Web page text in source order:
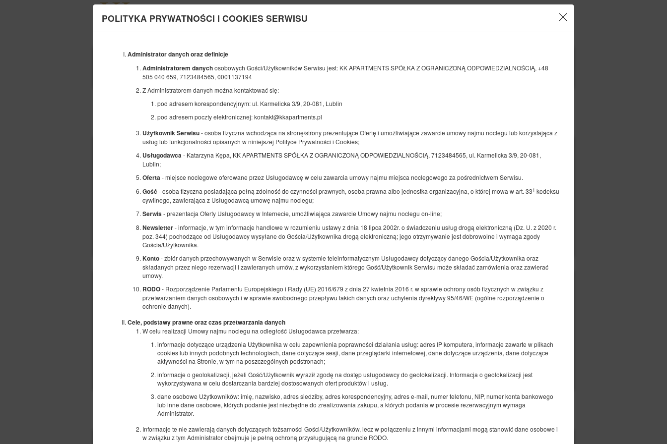
POLITYKA PRYWATNOŚCI I COOKIES SERWISU
Administrator danych oraz definicje
Administratorem danychosobowych Gości/Użytkowników Serwisu jest: KK APARTMENTS SPÓŁKA Z OGRANICZONĄ ODPOWIEDZIALNOŚCIĄ, +48
505 040 659, 7123484565, 0001137194
Z Administratorem danych można kontaktować się:
pod adresem korespondencyjnym: ul. Karmelicka 3/9, 20-081, Lublin
pod adresem poczty elektronicznej: kontakt@kkapartments.pl
Użytkownik Serwisu- osoba fizyczna wchodząca na stronę/strony prezentujące Ofertę i umożliwiające zawarcie umowy najmu noclegu lub korzystająca z
usług lub funkcjonalności opisanych w niniejszej Polityce Prywatności i Cookies;
Usługodawca - Katarzyna Kępa, KK APARTMENTS SPÓŁKA Z OGRANICZONĄ ODPOWIEDZIALNOŚCIĄ, 7123484565, ul. Karmelicka 3/9, 20-081,
Lublin;
Oferta - miejsce noclegowe oferowane przez Usługodawcę w celu zawarcia umowy najmu miejsca noclegowego za pośrednictwem Serwisu.
Gość - osoba fizyczna posiadająca pełną zdolność do czynności prawnych, osoba prawna albo jednostka organizacyjna, o której mowa w art. 331 kodeksu
cywilnego, zawierająca z Usługodawcą umowę najmu noclegu;
Serwis - prezentacja Oferty Usługodawcy w Internecie, umożliwiająca zawarcie Umowy najmu noclegu on-line;
Newsletter- informacje, w tym informacje handlowe w rozumieniu ustawy z dnia 18 lipca 2002r. o świadczeniu usług drogą elektroniczną (Dz. U. z 2020 r.
poz. 344) pochodzące od Usługodawcy wysyłane do Gościa/Użytkownika drogą elektroniczną; jego otrzymywanie jest dobrowolne i wymaga zgody
Gościa/Użytkownika.
Konto- zbiór danych przechowywanych w Serwisie oraz w systemie teleinformatycznym Usługodawcy dotyczący danego Gościa/Użytkownika oraz
składanych przez niego rezerwacji i zawieranych umów, z wykorzystaniem którego Gość/Użytkownik Serwisu może składać zamówienia oraz zawierać
umowy.
RODO- Rozporządzenie Parlamentu Europejskiego i Rady (UE) 2016/679 z dnia 27 kwietnia 2016 r. w sprawie ochrony osób fizycznych w związku z
przetwarzaniem danych osobowych i w sprawie swobodnego przepływu takich danych oraz uchylenia dyrektywy 95/46/WE (ogólne rozporządzenie o
ochronie danych).
Cele, podstawy prawne oraz czas przetwarzania danych
W celu realizacji Umowy najmu noclegu na odległość Usługodawca przetwarza:
informacje dotyczące urządzenia Użytkownika w celu zapewnienia poprawności działania usług: adres IP komputera, informacje zawarte w plikach
cookies lub innych podobnych technologiach, dane dotyczące sesji, dane przeglądarki internetowej, dane dotyczące urządzenia, dane dotyczące
aktywności na Stronie, w tym na poszczególnych podstronach;
informacje o geolokalizacji, jeżeli Gość/Użytkownik wyraził zgodę na dostęp usługodawcy do geolokalizacji. Informacja o geolokalizacji jest
wykorzystywana w celu dostarczania bardziej dostosowanych ofert produktów i usług.
dane osobowe Użytkowników: imię, nazwisko, adres siedziby, adres korespondencyjny, adres e-mail, numer telefonu, NIP, numer konta bankowego
lub inne dane osobowe, których podanie jest niezbędne do zrealizowania zakupu, a których podania w procesie rezerwacyjnym wymaga
Administrator.
Informacje te nie zawierają danych dotyczących tożsamości Gości/Użytkowników, lecz w połączeniu z innymi informacjami mogą stanowić dane osobowe i
w związku z tym Administrator obejmuje je pełną ochroną przysługującą na gruncie RODO.
POCZĄTEK
SIERPNIA
KONIEC
07
SIERPNIA
2026
2 FILTRY
Wybierz ofertę Doprecyzuj rezerwację
KK 38 Old Town
4 osoby
pow. 25,00 m2
1 sypialnia
1 duże łóżko podwójne (Queen), 1 łóżko podwójne (Double), 2 łóżka
pojedyncze (Single) - do decyzji gościa
232,00 zł
Produkty śniadaniowe
Udostępnij
Szczegóły Dostępność
Pokaż oferty
KK 392 Old Town
Dostępna liczba: 1
1 duże łóżko podwójne (Queen), 1 łóżko podwójne (Double), 2 łóżka
pojedyncze (Single) - do decyzji gościa
232,00 zł
2 osoby / 1 noc
Produkty śniadaniowe
Pokaż oferty
POZOSTAŁE OFERTY